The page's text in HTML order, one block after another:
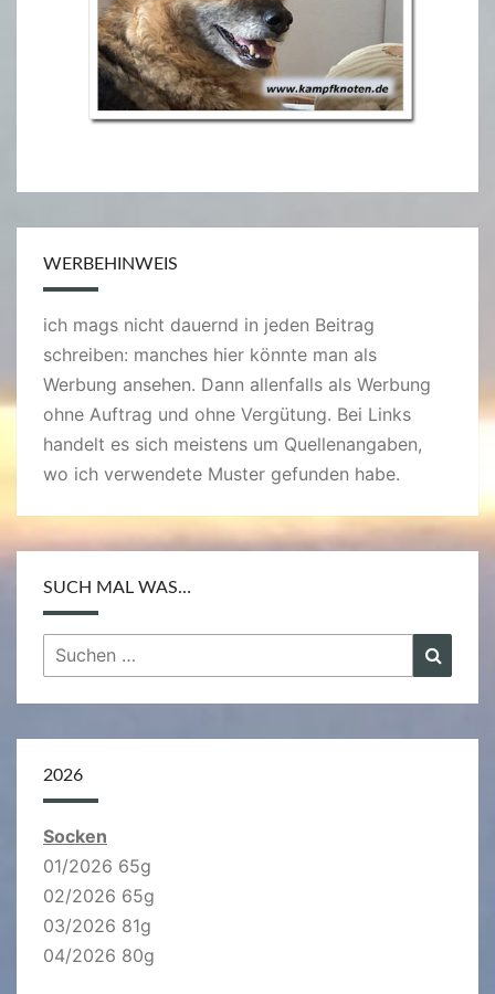
WERBEHINWEIS
ich mags nicht dauernd in jeden Beitrag
schreiben: manches hier könnte man als
Werbung ansehen. Dann allenfalls als Werbung
ohne Auftrag und ohne Vergütung. Bei Links
handelt es sich meistens um Quellenangaben,
wo ich verwendete Muster gefunden habe.
SUCH MAL WAS…
Suchen
nach:
2026
Socken
01/2026 65g
02/2026 65g
03/2026 81g
04/2026 80g